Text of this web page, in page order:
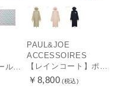
PAUL&JOE
ACCESSOIRES
￥8,800 (税込)